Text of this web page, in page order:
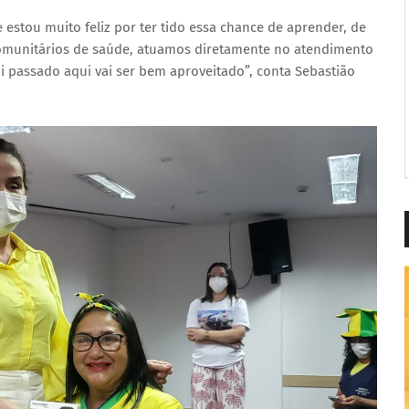
muito feliz por ter tido essa chance de aprender, de
de saúde, atuamos diretamente no atendimento
aqui vai ser bem aproveitado”, conta Sebastião